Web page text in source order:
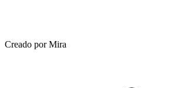
Creado por Mira